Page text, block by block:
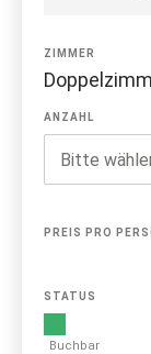
ZIMMER
ANZAHL
PREIS PRO
STATUS
Buchbar